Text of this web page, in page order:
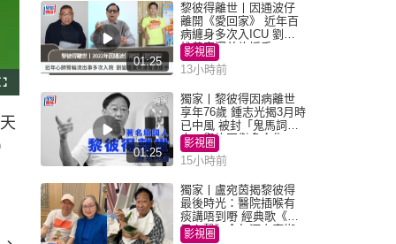
F
u
s
c
01:25
黎彼得離世丨因通波仔
離開《愛回家》 近年百
病纏身多次入ICU 劉鑾
雄黃宗澤曾施援手
影視圈
13小時前
01:25
獨家丨黎彼得因病離世
享年76歲 鍾志光揭3月時
已中風 被封「鬼馬詞
人」與許冠傑多合作
影視圈
15小時前
獨家丨盧宛茵揭黎彼得
最後時光：醫院插喉有
痰講唔到嘢 經典歌《浪
子心聲》金句源自廟街
影視圈